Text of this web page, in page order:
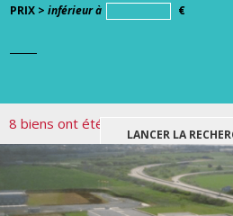
PRIX > inférieur à €
8 biens ont été trouvés pour votre